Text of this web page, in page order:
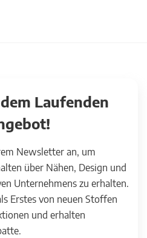
Laufenden
Newsletter an, um
über Nähen, Design und
Unternehmens zu erhalten.
Erstes von neuen Stoffen
und erhalten